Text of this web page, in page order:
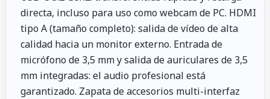
directa, incluso para uso como webcam de PC. HDMI
tipo A (tamaño completo): salida de vídeo de alta
calidad hacia un monitor externo. Entrada de
micrófono de 3,5 mm y salida de auriculares de 3,5
mm integradas: el audio profesional está
garantizado. Zapata de accesorios multi-interfaz